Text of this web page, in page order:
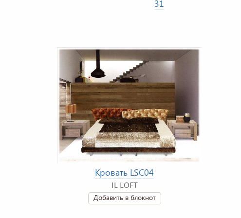
31
Кровать LSC04
IL LOFT
Добавить в блокнот